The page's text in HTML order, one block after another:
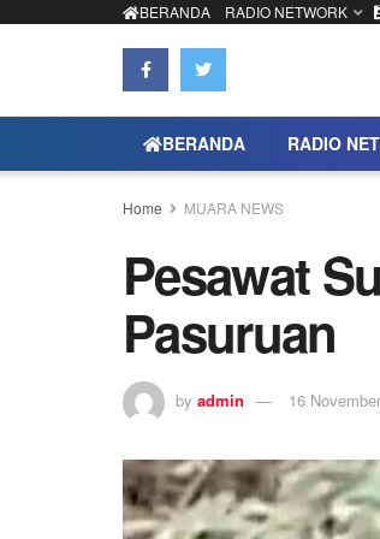
BERANDA RADIO NETWORK
BERANDA RADIO
Home MUARA NEWS
Pesawat
Pasuruan
by admin 16